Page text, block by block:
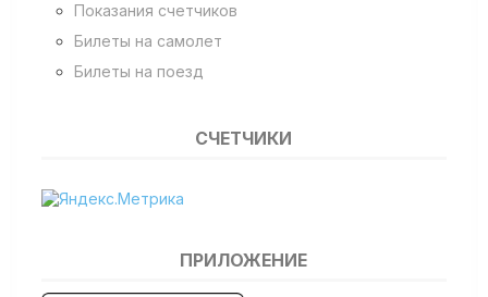
Показания счетчиков
Билеты на самолет
Билеты на поезд
СЧЕТЧИКИ
ПРИЛОЖЕНИЕ